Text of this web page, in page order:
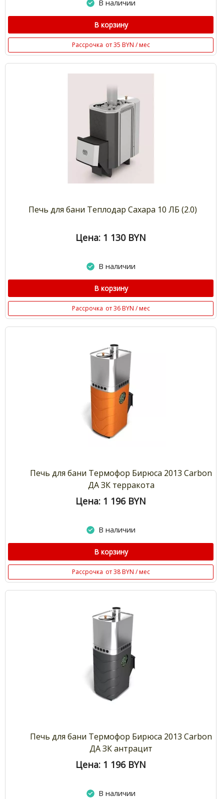
В наличии
В корзину
Рассрочка от 35 BYN / мес
Печь для бани Теплодар Сахара 10 ЛБ (2.0)
Цена: 1 130 BYN
В наличии
В корзину
Рассрочка от 36 BYN / мес
Печь для бани Термофор Бирюса 2013 Carbon
ДА ЗК терракота
Цена: 1 196 BYN
В наличии
В корзину
Рассрочка от 38 BYN / мес
Печь для бани Термофор Бирюса 2013 Carbon
ДА ЗК антрацит
Цена: 1 196 BYN
В наличии